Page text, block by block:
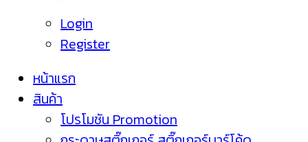
Login
Register
หน้าแรก
สินค้า
โปรโมชัน Promotion